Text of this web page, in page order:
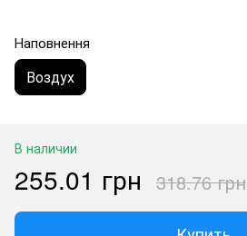
Наповнення
Воздух
В наличии
255.01 грн 318.76 грн